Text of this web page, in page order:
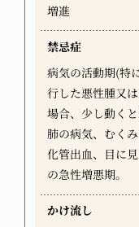
増進
禁忌症
病気の活動期(特
行した悪性腫又
場合、少し動く
肺の病気、むく
化管出血、目に
の急性増悪期。
かけ流し